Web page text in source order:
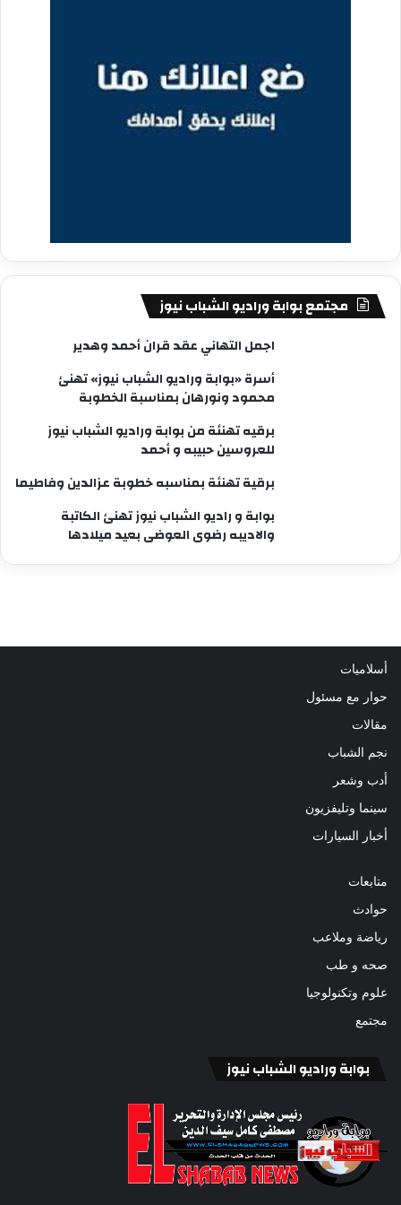
مجتمع بوابة وراديو الشباب نيوز
اجمل التهاني عقد قران أحمد وهدير
أسرة «بوابة وراديو الشباب نيوز» تهنئ
محمود ونورهان بمناسبة الخطوبة
برقيه تهنئة من بوابة وراديو الشباب نيوز
للعروسين حبيبه و أحمد
برقية تهنئة بمناسبه خطوبة عزالدين وفاطيما
بوابة و راديو الشباب نيوز تهنئ الكاتبة
والاديبه رضوى العوضى بعيد ميلادها
أسلاميات
حوار مع مسئول
مقالات
نجم الشباب
أدب وشعر
سينما وتليفزيون
أخبار السيارات
متابعات
حوادث
رياضة وملاعب
صحه و طب
علوم وتكنولوجيا
مجتمع
بوابة وراديو الشباب نيوز